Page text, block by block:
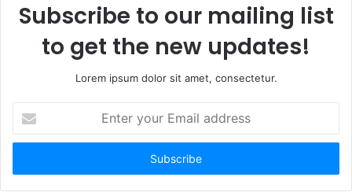
Subscribe to our mailing list
to get the new updates!
Lorem ipsum dolor sit amet, consectetur.
your
Email